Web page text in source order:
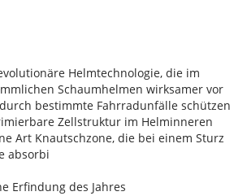
Helmtechnologie, die im
Schaumhelmen wirksamer vor
bestimmte Fahrradunfälle schützen
Zellstruktur im Helminneren
Art Knautschzone, die bei einem Sturz
absorbi
Erfindung des Jahres